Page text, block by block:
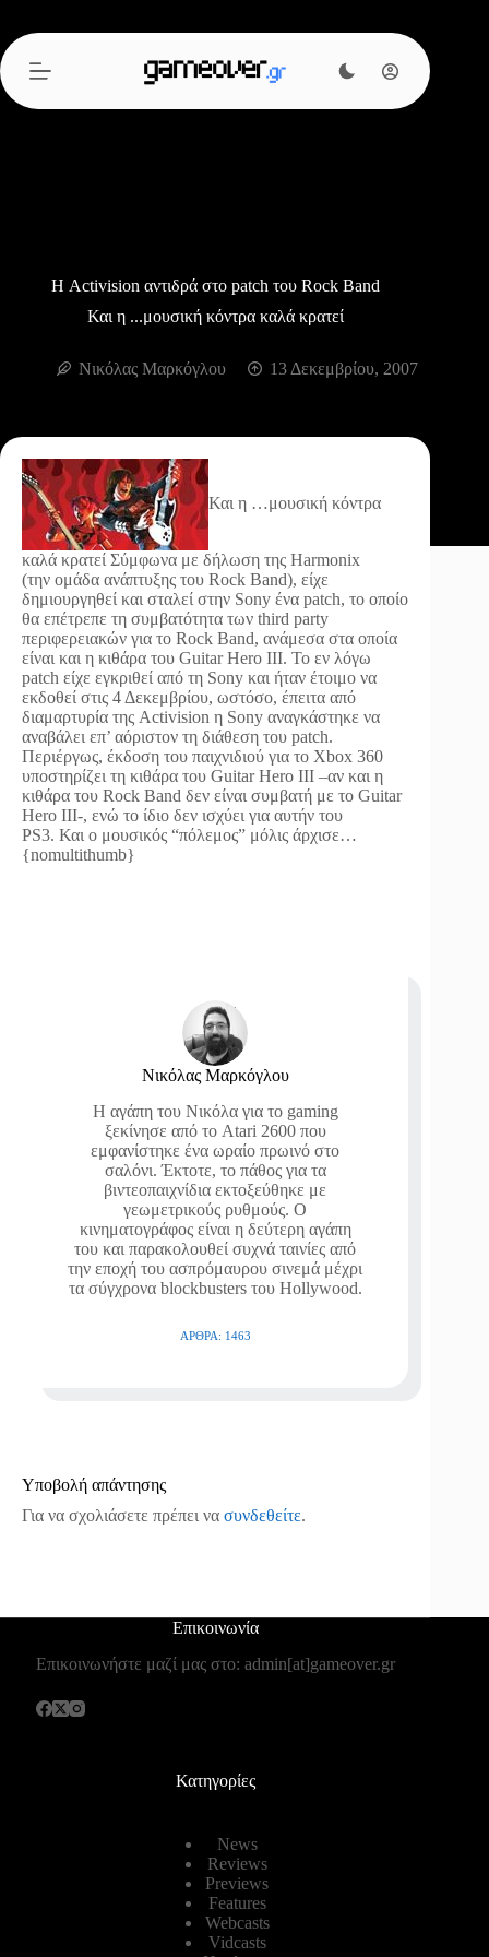
περιεχόμενο
Η Activision αντιδρά στο patch του Rock Band
Και η ...μουσική κόντρα καλά κρατεί
Νικόλας Μαρκόγλου 13 Δεκεμβρίου, 2007
Και η …μουσική κόντρα
καλά κρατεί Σύμφωνα με δήλωση της Harmonix
(την ομάδα ανάπτυξης του Rock Band), είχε
δημιουργηθεί και σταλεί στην Sony ένα patch, το οποίο
θα επέτρεπε τη συμβατότητα των third party
περιφερειακών για το Rock Band, ανάμεσα στα οποία
είναι και η κιθάρα του Guitar Hero III. Το εν λόγω
patch είχε εγκριθεί από τη Sony και ήταν έτοιμο να
εκδοθεί στις 4 Δεκεμβρίου, ωστόσο, έπειτα από
διαμαρτυρία της Activision η Sony αναγκάστηκε να
αναβάλει επ’ αόριστον τη διάθεση του patch.
Περιέργως, έκδοση του παιχνιδιού για το Xbox 360
υποστηρίζει τη κιθάρα του Guitar Hero III –αν και η
κιθάρα του Rock Band δεν είναι συμβατή με το Guitar
Hero III-, ενώ το ίδιο δεν ισχύει για αυτήν του
PS3. Και ο μουσικός “πόλεμος” μόλις άρχισε…
{nomultithumb}
Νικόλας Μαρκόγλου
Η αγάπη του Νικόλα για το gaming
ξεκίνησε από το Atari 2600 που
εμφανίστηκε ένα ωραίο πρωινό στο
σαλόνι. Έκτοτε, το πάθος για τα
βιντεοπαιχνίδια εκτοξεύθηκε με
γεωμετρικούς ρυθμούς. Ο
κινηματογράφος είναι η δεύτερη αγάπη
του και παρακολουθεί συχνά ταινίες από
την εποχή του ασπρόμαυρου σινεμά μέχρι
τα σύγχρονα blockbusters του Hollywood.
ΆΡΘΡΑ: 1463
Υποβολή απάντησης
Για να σχολιάσετε πρέπει να συνδεθείτε.
Επικοινωνία
Επικοινωνήστε μαζί μας στο: admin[at]gameover.gr
Κατηγορίες
News
Reviews
Previews
Features
Webcasts
Vidcasts